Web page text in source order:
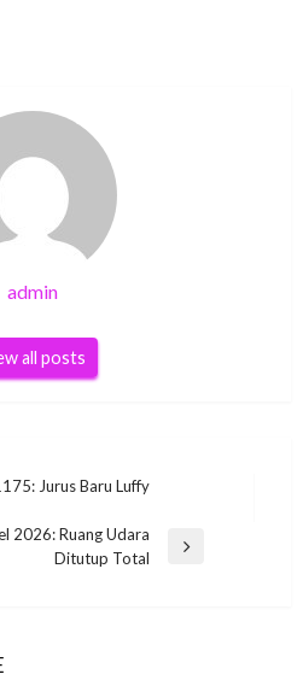
admin
all posts
Jurus Baru Luffy
2026: Ruang Udara
Ditutup Total